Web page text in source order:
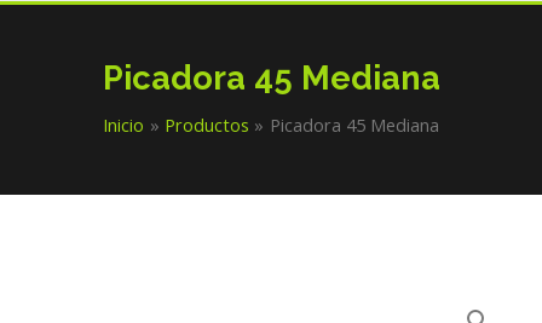
Picadora 45 Mediana
Inicio Productos Picadora 45 Mediana